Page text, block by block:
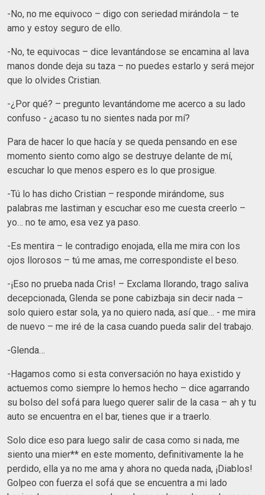
-No, no me equivoco – digo con seriedad mirándola – te
amo y estoy seguro de ello.
-No, te equivocas – dice levantándose se encamina al lava
manos donde deja su taza – no puedes estarlo y será mejor
que lo olvides Cristian.
-¿Por qué? – pregunto levantándome me acerco a su lado
confuso - ¿acaso tu no sientes nada por mí?
Para de hacer lo que hacía y se queda pensando en ese
momento siento como algo se destruye delante de mí,
escuchar lo que menos espero es lo que prosigue.
-Tú lo has dicho Cristian – responde mirándome, sus
palabras me lastiman y escuchar eso me cuesta creerlo –
yo… no te amo, esa vez ya paso.
-Es mentira – le contradigo enojada, ella me mira con los
ojos llorosos – tú me amas, me correspondiste el beso.
-¡Eso no prueba nada Cris! – Exclama llorando, trago saliva
decepcionada, Glenda se pone cabizbaja sin decir nada –
solo quiero estar sola, ya no quiero nada, así que… - me mira
de nuevo – me iré de la casa cuando pueda salir del trabajo.
-Glenda…
-Hagamos como si esta conversación no haya existido y
actuemos como siempre lo hemos hecho – dice agarrando
su bolso del sofá para luego querer salir de la casa – ah y tu
auto se encuentra en el bar, tienes que ir a traerlo.
Solo dice eso para luego salir de casa como si nada, me
siento una mier** en este momento, definitivamente la he
perdido, ella ya no me ama y ahora no queda nada, ¡Diablos!
Golpeo con fuerza el sofá que se encuentra a mi lado